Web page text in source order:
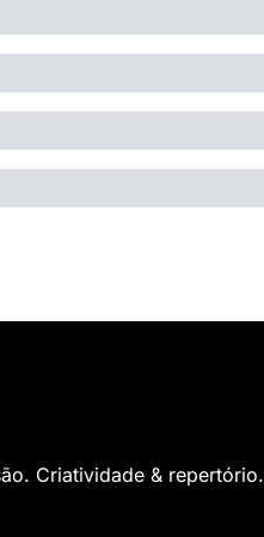
Criatividade & repertório.